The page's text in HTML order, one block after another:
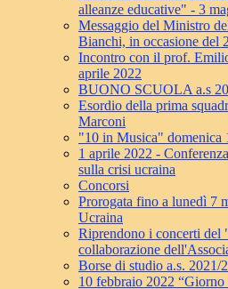
alleanze educative" - 3
Messaggio del Ministro
Bianchi, in occasione del
Incontro con il prof.
aprile 2022
BUONO SCUOLA a.s
Esordio della prima
Marconi
"10 in Musica" domenica
1 aprile 2022 -
sulla crisi ucraina
Concorsi
Prorogata fino a lunedì 7
Ucraina
Riprendono i concerti del
collaborazione
Borse di studio a.s. 2021/
10 febbraio 2022